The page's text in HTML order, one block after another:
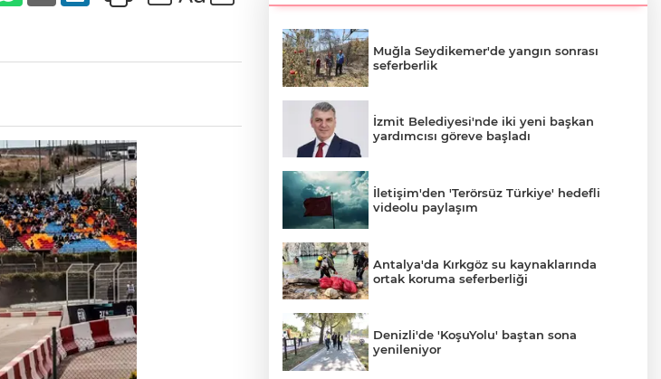
Muğla Seydikemer'de yangın sonrası
seferberlik
İzmit Belediyesi'nde iki yeni başkan
yardımcısı göreve başladı
İletişim'den 'Terörsüz Türkiye' hedefli
videolu paylaşım
Antalya'da Kırkgöz su kaynaklarında
ortak koruma seferberliği
Denizli'de 'KoşuYolu' baştan sona
yenileniyor